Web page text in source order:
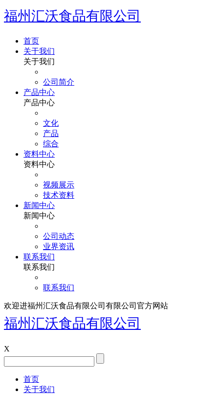
福州汇沃食品有限公司
首页
关于我们
关于我们
公司简介
产品中心
产品中心
文化
产品
综合
资料中心
资料中心
视频展示
技术资料
新闻中心
新闻中心
公司动态
业界资讯
联系我们
联系我们
联系我们
欢迎进福州汇沃食品有限公司有限公司官方网站
福州汇沃食品有限公司
X
首页
关于我们